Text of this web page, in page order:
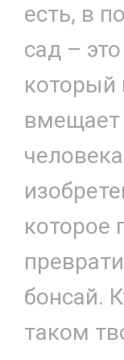
есть, в
сад –
который
вмещает
которое
бонсай.
таком